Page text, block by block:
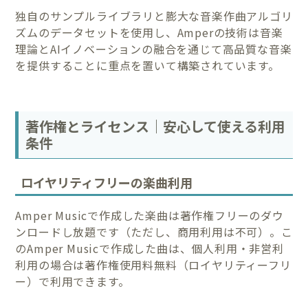
独自のサンプルライブラリと膨大な音楽作曲アルゴリ
ズムのデータセットを使用し、Amperの技術は音楽
理論とAIイノベーションの融合を通じて高品質な音楽
を提供することに重点を置いて構築されています。
著作権とライセンス｜安心して使える利用
条件
ロイヤリティフリーの楽曲利用
Amper Musicで作成した楽曲は著作権フリーのダウ
ンロードし放題です（ただし、商用利用は不可）。こ
のAmper Musicで作成した曲は、個人利用・非営利
利用の場合は著作権使用料無料（ロイヤリティーフリ
ー）で利用できます。